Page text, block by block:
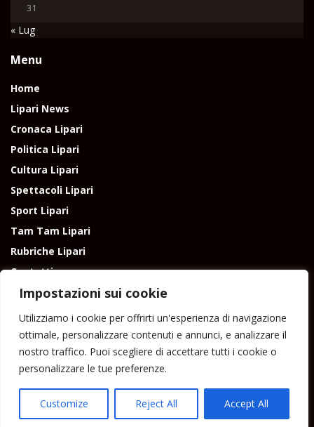
Impostazioni sui cookie
Utilizziamo i cookie per offrirti un'esperienza di navigazione
ottimale, personalizzare contenuti e annunci, e analizzare il
nostro traffico. Puoi scegliere di accettare tutti i cookie o
personalizzare le tue preferenze.
Customize Reject All Accept All
31
« Lug
Menu
Home
Lipari News
Cronaca Lipari
Politica Lipari
Cultura Lipari
Spettacoli Lipari
Sport Lipari
Tam Tam Lipari
Rubriche Lipari
Contatti
Direttore responsabile: Peppe Paino - Eolmedia, via Zinzolo, 20 - 980555 -
Lipari (Me) - Tel. 3924544698 e-mail: giornaledilipari@gmail.com -
peppepaino1@gmail.com Testata registrata al Tribunale di Barcellona